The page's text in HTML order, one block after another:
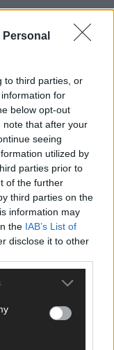
to third parties, or
for
below opt-out
note that after your
seeing
utilized by
parties prior to
of the further
third parties on the
information may
the IAB’s List of
disclose it to other
Team hinter den
UP seht. Ob
den Punkt.
– der